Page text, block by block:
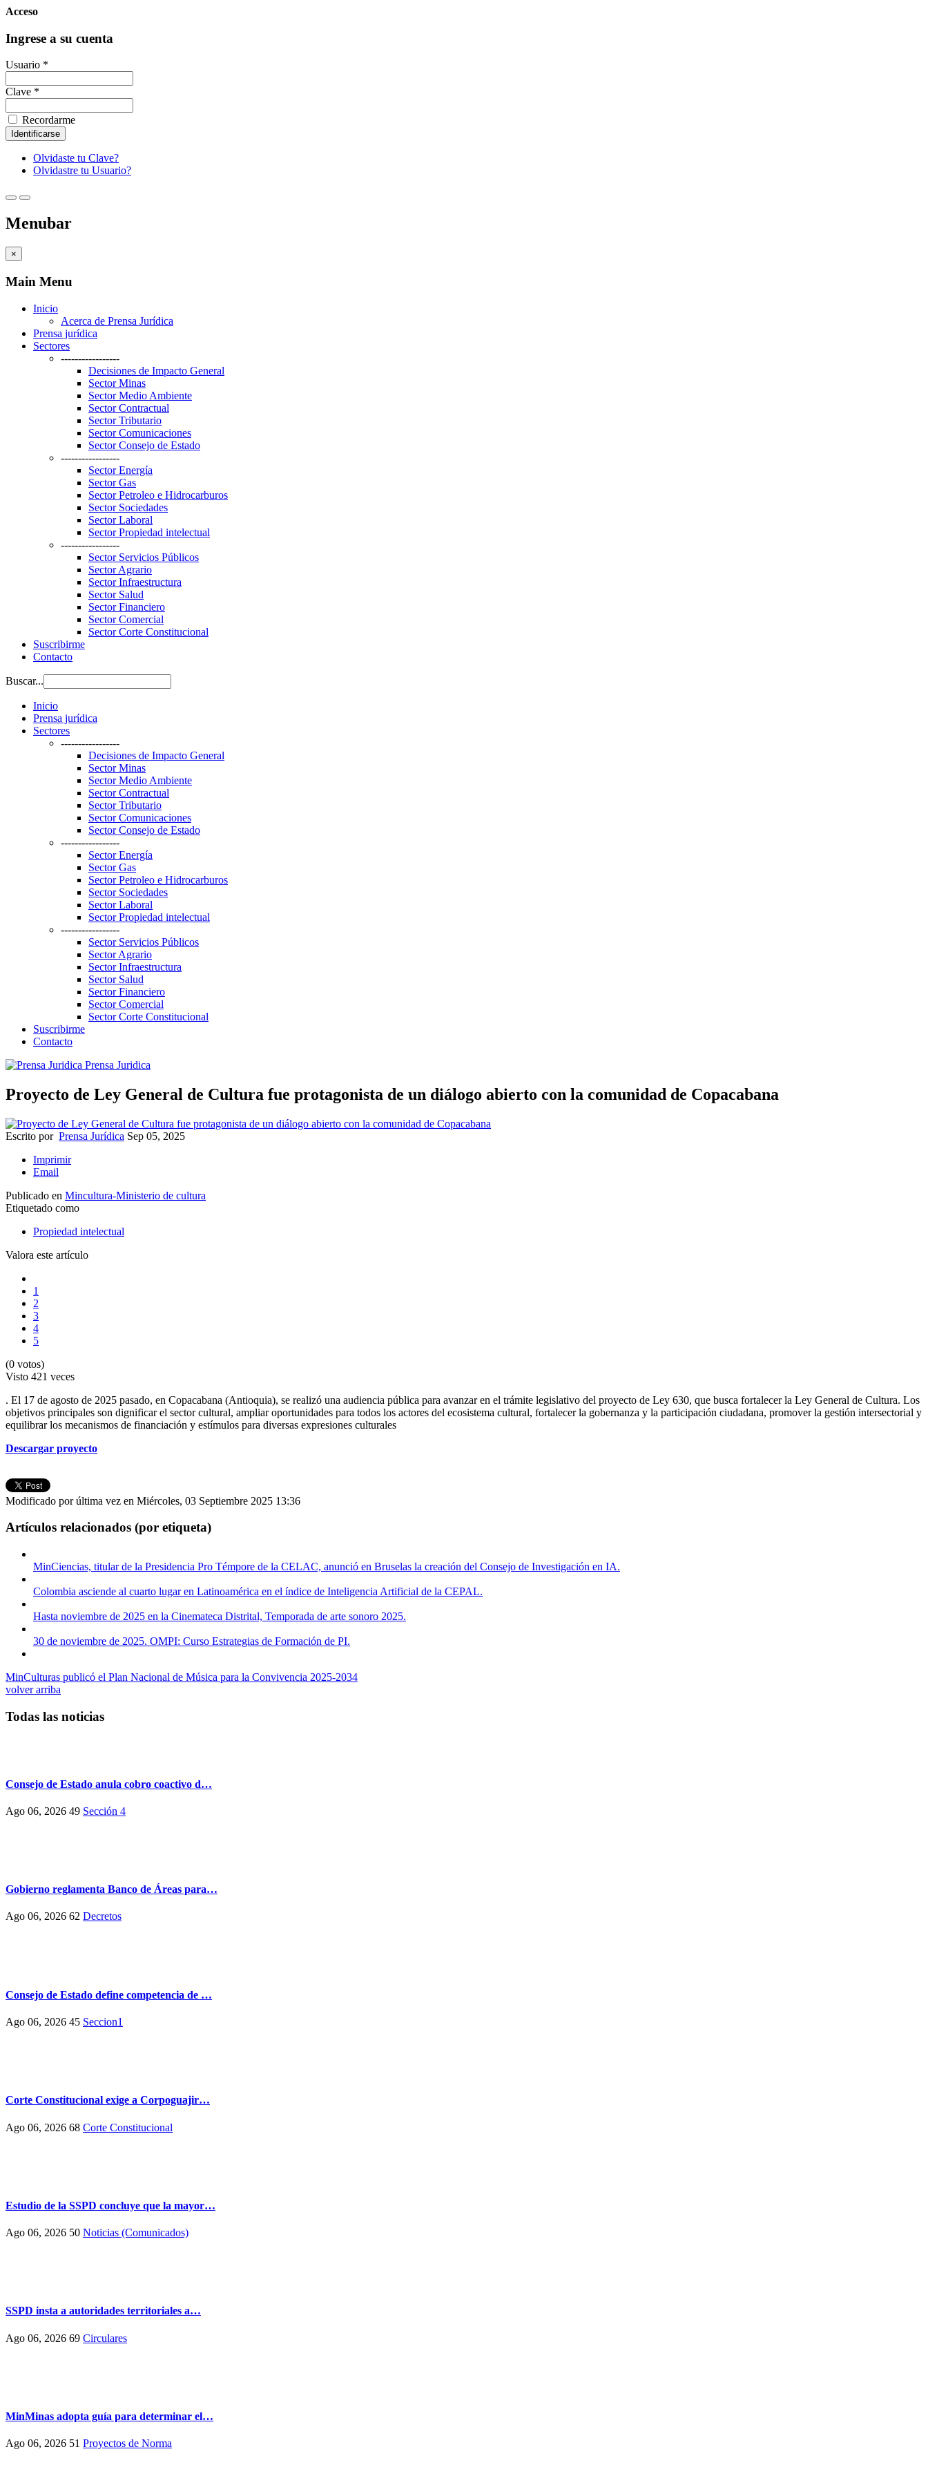
Acceso
Ingrese a su cuenta
Usuario *
Clave *
Recordarme
Olvidaste tu Clave?
Olvidastre tu Usuario?
Menubar
×
Main Menu
Inicio
Acerca de Prensa Jurídica
Prensa jurídica
Sectores
-----------------
Decisiones de Impacto General
Sector Minas
Sector Medio Ambiente
Sector Contractual
Sector Tributario
Sector Comunicaciones
Sector Consejo de Estado
-----------------
Sector Energía
Sector Gas
Sector Petroleo e Hidrocarburos
Sector Sociedades
Sector Laboral
Sector Propiedad intelectual
-----------------
Sector Servicios Públicos
Sector Agrario
Sector Infraestructura
Sector Salud
Sector Financiero
Sector Comercial
Sector Corte Constitucional
Suscribirme
Contacto
Buscar...
Inicio
Prensa jurídica
Sectores
-----------------
Decisiones de Impacto General
Sector Minas
Sector Medio Ambiente
Sector Contractual
Sector Tributario
Sector Comunicaciones
Sector Consejo de Estado
-----------------
Sector Energía
Sector Gas
Sector Petroleo e Hidrocarburos
Sector Sociedades
Sector Laboral
Sector Propiedad intelectual
-----------------
Sector Servicios Públicos
Sector Agrario
Sector Infraestructura
Sector Salud
Sector Financiero
Sector Comercial
Sector Corte Constitucional
Suscribirme
Contacto
Prensa Juridica
Proyecto de Ley General de Cultura fue protagonista de un diálogo abierto con la comunidad de Copacabana
Escrito por Prensa Jurídica Sep 05, 2025
Imprimir
Email
Publicado en Mincultura-Ministerio de cultura
Etiquetado como
Propiedad intelectual
Valora este artículo
1
2
3
4
5
(0 votos)
Visto 421 veces
. El 17 de agosto de 2025 pasado, en Copacabana (Antioquia), se realizó una audiencia pública para avanzar en el trámite legislativo del proyecto de Ley 630, que busca fortalecer la Ley General de Cultura. Los
objetivos principales son dignificar el sector cultural, ampliar oportunidades para todos los actores del ecosistema cultural, fortalecer la gobernanza y la participación ciudadana, promover la gestión intersectorial y
equilibrar los mecanismos de financiación y estímulos para diversas expresiones culturales
Descargar proyecto
Modificado por última vez en Miércoles, 03 Septiembre 2025 13:36
Artículos relacionados (por etiqueta)
MinCiencias, titular de la Presidencia Pro Témpore de la CELAC, anunció en Bruselas la creación del Consejo de Investigación en IA.
Colombia asciende al cuarto lugar en Latinoamérica en el índice de Inteligencia Artificial de la CEPAL.
Hasta noviembre de 2025 en la Cinemateca Distrital, Temporada de arte sonoro 2025.
30 de noviembre de 2025. OMPI: Curso Estrategias de Formación de PI.
MinCulturas publicó el Plan Nacional de Música para la Convivencia 2025-2034
volver arriba
Todas las noticias
Consejo de Estado anula cobro coactivo d…
Ago 06, 2026 49 Sección 4
Gobierno reglamenta Banco de Áreas para…
Ago 06, 2026 62 Decretos
Consejo de Estado define competencia de …
Ago 06, 2026 45 Seccion1
Corte Constitucional exige a Corpoguajir…
Ago 06, 2026 68 Corte Constitucional
Estudio de la SSPD concluye que la mayor…
Ago 06, 2026 50 Noticias (Comunicados)
SSPD insta a autoridades territoriales a…
Ago 06, 2026 69 Circulares
MinMinas adopta guía para determinar el…
Ago 06, 2026 51 Proyectos de Norma